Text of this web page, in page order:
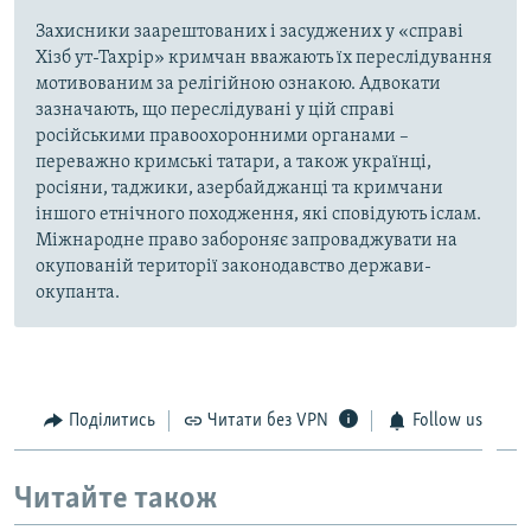
Захисники заарештованих і засуджених у «справі
Хізб ут-Тахрір» кримчан вважають їх переслідування
мотивованим за релігійною ознакою. Адвокати
зазначають, що переслідувані у цій справі
російськими правоохоронними органами –
переважно кримські татари, а також українці,
росіяни, таджики, азербайджанці та кримчани
іншого етнічного походження, які сповідують іслам.
Міжнародне право забороняє запроваджувати на
окупованій території законодавство держави-
окупанта.
Поділитись Читати без VPN Follow us
Читайте також